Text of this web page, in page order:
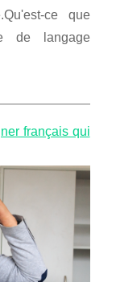
ce que
de langage
français qui